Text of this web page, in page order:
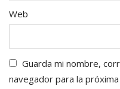
Web
Guarda mi nombre,
navegador para la